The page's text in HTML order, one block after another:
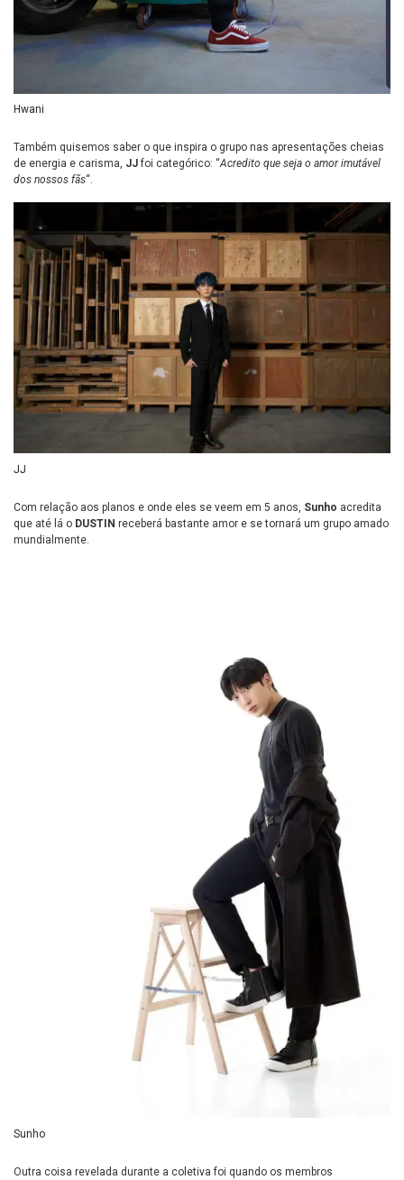
Hwani
Também quisemos saber o que inspira o grupo nas apresentações cheias
de energia e carisma, JJfoi categórico: “Acredito que seja o amor imutável
dos nossos fãs“.
JJ
Com relação aos planos e onde eles se veem em 5 anos, Sunho acredita
que até lá o DUSTIN receberá bastante amor e se tornará um grupo amado
mundialmente.
Sunho
Outra coisa revelada durante a coletiva foi quando os membros